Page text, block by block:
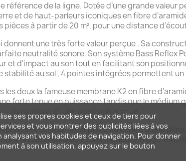
référence de la ligne. Dotée d’une grande valeur
et de haut-parleurs iconiques en fibre
à partir de 20 m², pour une distance
une très forte valeur perçue . Sa
neutralité sonore. Son système Bass Reflex
et d'impact au son tout en facilitant son
stabilité au sol , 4 pointes intégrées permettent
deux la fameuse membrane K2 en fibre
forte tenue en puissance tandis que le médium
dynamique et une précision accrue
précis et soyeux . Il est placé au centre d'une
améliorée et une meilleure image sonore
ses propres cookies et ceux de tiers pour
et vous montrer des publicités liées à vos
vos habitudes de navigation. Pour donner
à son utilisation, appuyez sur le bouton